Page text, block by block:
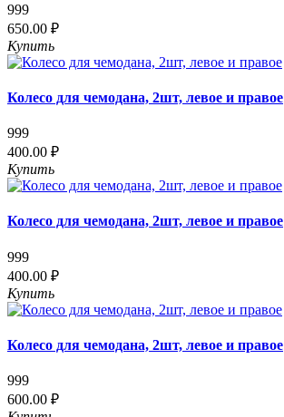
999
650.00 ₽
Купить
Колесо для чемодана, 2шт, левое и правое
999
400.00 ₽
Купить
Колесо для чемодана, 2шт, левое и правое
999
400.00 ₽
Купить
Колесо для чемодана, 2шт, левое и правое
999
600.00 ₽